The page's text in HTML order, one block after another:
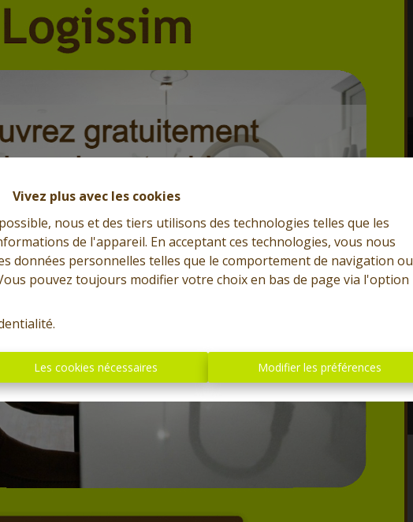
Vivez plus avec les cookies
nous et des tiers utilisons des technologies telles que les
de l'appareil. En acceptant ces technologies, vous nous
données personnelles telles que le comportement de navigation ou
pouvez toujours modifier votre choix en bas de page via l'option
.
Les cookies nécessaires Modifier les préférences
s'exprime